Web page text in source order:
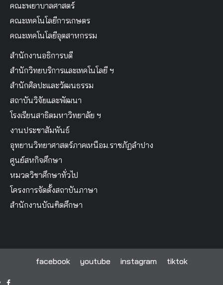
คณะพยาบาลศาสตร์
คณะเทคโนโลยีการเกษตร
คณะเทคโนโลยีอุตสาหกรรม
สำนักงานอธิการบดี
สำนักวิทยบริการและเทคโนโลยี ฯ
สำนักศิลปะและวัฒนธรรม
สถาบันวิจัยและพัฒนา
โรงเรียนสาธิตมหาวิทยาลัย ฯ
งานประชาสัมพันธ์
อุทยานวิทยาศาสตร์ภาคเหนือม.ราชภัฏลำปาง
ศูนย์สหกิจศึกษา
หมวดวิชาศึกษาทั่วไป
โครงการจัดตั้งสถาบันภาษา
สำนักงานบัณฑิตศึกษา
facebook youtube instagram tiktok
facebook